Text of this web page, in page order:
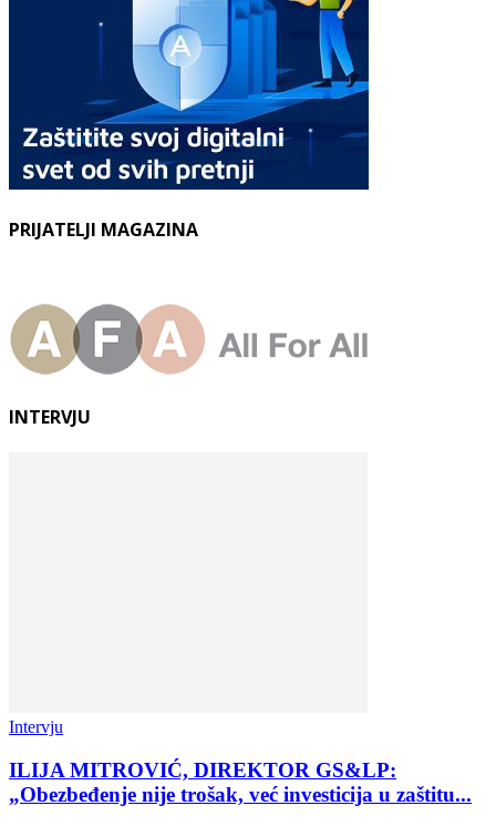
PRIJATELJI MAGAZINA
INTERVJU
Intervju
ILIJA MITROVIĆ, DIREKTOR GS&LP:
„Obezbeđenje nije trošak, već investicija u zaštitu...